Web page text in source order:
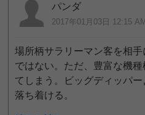
パンダ
2017年01月03日 12:15 AM
場所柄サラリーマン客を相
ではない。ただ、豊富な機
てしまう。ビッグディッパー
落ち着ける。